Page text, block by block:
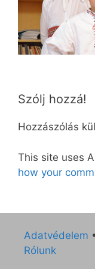
Szólj hozzá!
Hozzászólás
This site uses
how your
Adatvédelem
Rólunk